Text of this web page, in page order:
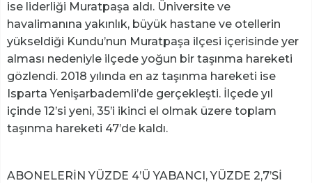
ise liderliği Muratpaşa aldı. Üniversite ve
havalimanına yakınlık, büyük hastane ve otellerin
yükseldiği Kundu’nun Muratpaşa ilçesi içerisinde yer
alması nedeniyle ilçede yoğun bir taşınma hareketi
gözlendi. 2018 yılında en az taşınma hareketi ise
Isparta Yenişarbademli’de gerçekleşti. İlçede yıl
içinde 12’si yeni, 35’i ikinci el olmak üzere toplam
taşınma hareketi 47’de kaldı.
ABONELERİN YÜZDE 4’Ü YABANCI, YÜZDE 2,7’Sİ